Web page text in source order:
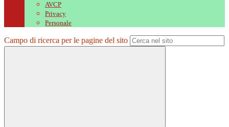
AVCP
Privacy
Personale
Campo di ricerca per le pagine del sito